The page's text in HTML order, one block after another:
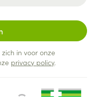
zich in voor onze
privacy policy.